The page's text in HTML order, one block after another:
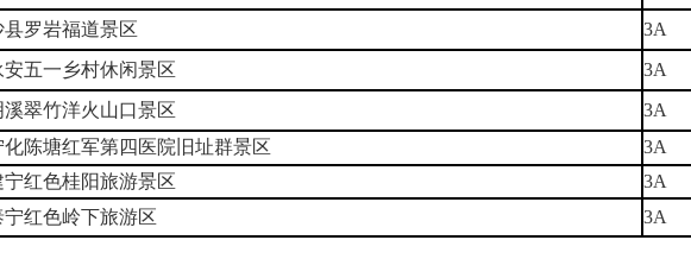
县罗岩福道景区 3A
安五一乡村休闲景区 3A
溪翠竹洋火山口景区 3A
化陈塘红军第四医院旧址群景区 3A
宁红色桂阳旅游景区 3A
宁红色岭下旅游区 3A